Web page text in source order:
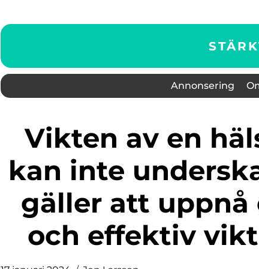
Annonsering
Vikten av en hälsosam kost
kan inte
gäller att uppnå
och effektiv